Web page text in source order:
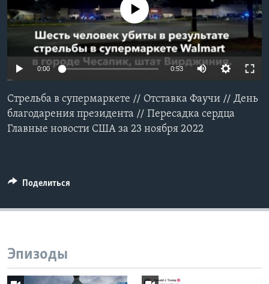
Learning English
СОЦИАЛЬНЫЕ СЕТИ
Языки
No media source currently available
0:00 0:53
Стрельба в супермаркете // Отставка Фаучи // День
благодарения президента // Пересадка сердца
Главные новости США за 23 ноября 2022
Поделиться
Эпизоды